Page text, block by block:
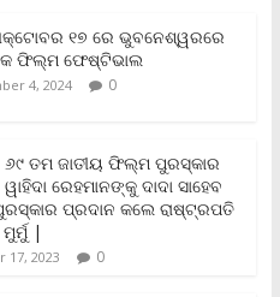
୧୭ ରେ ଭୁବନେଶ୍ୱରରେ
ଫିଲ୍ମ ଫେଷ୍ଟିଭାଲ
4, 2024 0
ତମ ଜାତୀୟ ଫିଲ୍ମ ପୁରସ୍କାର
ରେହମାନଙ୍କୁ ଦାଦା ସାହେବ
ପ୍ରଦାନ କଲେ ରାଷ୍ଟ୍ରପତି
|
17, 2023 0